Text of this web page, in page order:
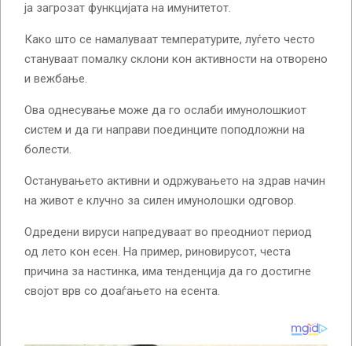
ја загрозат функцијата на имунитетот.
Како што се намалуваат температурите, луѓето често
стануваат помалку склони кон активности на отворено
и вежбање.
Ова однесување може да го ослаби имунолошкиот
систем и да ги направи поединците поподложни на
болести.
Останувањето активни и одржувањето на здрав начин
на живот е клучно за силен имунолошки одговор.
Одредени вируси напредуваат во преодниот период
од лето кон есен. На пример, риновирусот, честа
причина за настинка, има тенденција да го достигне
својот врв со доаѓањето на есента.